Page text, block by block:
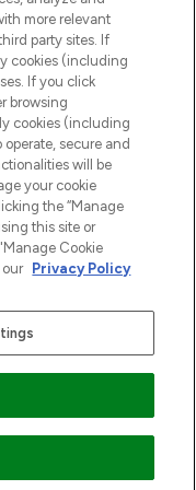
54 80538 Munich
more relevant
party sites. If
cookies (including
If you click
browsing
cookies (including
secure and
will be
your cookie
the “Manage
this site or
Cookie
our Privacy Policy